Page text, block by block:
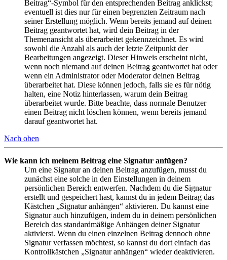
Beitrag“-Symbol für den entsprechenden Beitrag anklickst;
eventuell ist dies nur für einen begrenzten Zeitraum nach
seiner Erstellung möglich. Wenn bereits jemand auf deinen
Beitrag geantwortet hat, wird dein Beitrag in der
Themenansicht als überarbeitet gekennzeichnet. Es wird
sowohl die Anzahl als auch der letzte Zeitpunkt der
Bearbeitungen angezeigt. Dieser Hinweis erscheint nicht,
wenn noch niemand auf deinen Beitrag geantwortet hat oder
wenn ein Administrator oder Moderator deinen Beitrag
überarbeitet hat. Diese können jedoch, falls sie es für nötig
halten, eine Notiz hinterlassen, warum dein Beitrag
überarbeitet wurde. Bitte beachte, dass normale Benutzer
einen Beitrag nicht löschen können, wenn bereits jemand
darauf geantwortet hat.
Nach oben
Wie kann ich meinem Beitrag eine Signatur anfügen?
Um eine Signatur an deinen Beitrag anzufügen, musst du
zunächst eine solche in den Einstellungen in deinem
persönlichen Bereich entwerfen. Nachdem du die Signatur
erstellt und gespeichert hast, kannst du in jedem Beitrag das
Kästchen „Signatur anhängen“ aktivieren. Du kannst eine
Signatur auch hinzufügen, indem du in deinem persönlichen
Bereich das standardmäßige Anhängen deiner Signatur
aktivierst. Wenn du einen einzelnen Beitrag dennoch ohne
Signatur verfassen möchtest, so kannst du dort einfach das
Kontrollkästchen „Signatur anhängen“ wieder deaktivieren.